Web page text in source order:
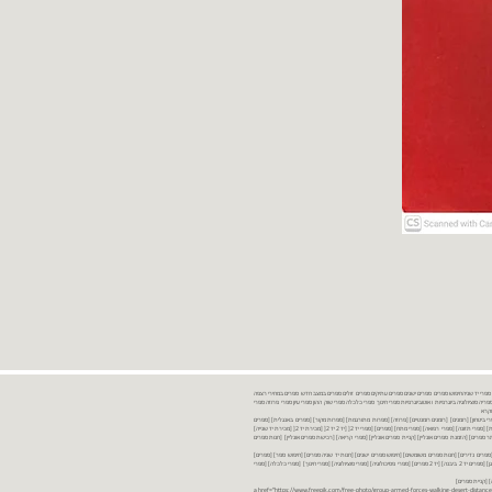
ספרים יד שניה ספרים משומשים ספרים חדשים ספרים יד 2 מכירת ספרים יד שניה ספרי יד שניהחיפוש ספרים ספרים ישנים ספרים עתיקים ספרים זולים ספרים במצב חדש ספרים במחירי רצפה
במבצע ספרים יד 2 ברמת גן ספרים יד 2 ביבנה יד 2 ספרים ספרי פסיכולוגיה ספריה סוציולוגיה ביוגרפיות ו אוטוביוגרפיות ספרי חינוך ספרי כלכלה ספרי שוק ההון ספרי עיון ספרי פרוזה ספרי
ביטחון] [רומנים] [רומנים רומנטיים] [פרוזה] [ספרות מתורגמת] [ספרות מקור] [ספרים באנגלית] [ספרים
חדשים מהחנות] [ספרים מומלצים] [ספרי בישול] [ספרי עידן חדש] [ספרי עסקים] [ספרי מורשת] [מחזות] [ספרי שירה] [ספרי בריאות] [ספרי תזונה] [ספרי רפואה] [ספרי מתח] [ספרים] [ספרי יד 2[ [יד 2 יד 2[ [מכירת יד 2[ [מכירת יד שנייה]
יד 2[ [ספר] [ספרים יד 2[ [הזמנת ספרים] [יד 2 ספרים] [ספרים בזול] [אתר ספרים] [הזמנת ספרים אונליין] [קניית ספרים אונליין] [ספרי קריאה] [רכישת ספרים אונליין] [חנות ספרים
נדירים] [חנות ספרים משומשים] [חיפוש ספרים ישנים] [חנות יד שניה ספרים] [חיפוש ספר] [ספרים]
[חנות ספרים זולים] [ספרים חדשים] [ספרים במחירי רצפה] [ספרים במשלוח חינם] [ספרים במשלוח עד הבית] [ספרים יד 2 ברמת גן] [ספרים יד 2 ביבנה] [יד 2 ספרים] [ספרי פסיכולוגיה] [ספרי סוציולוגיה] [ספרי חינוך] [ספרי כלכלה] [ספרי
[קניית ספרים]
<a href="https://www.freepik.com/free-photo/group-armed-forces-walking-desert-